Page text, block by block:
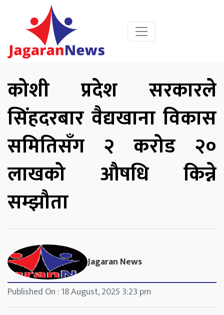
कोशी प्रदेश सरकारले
सिंहदरबार वैद्यखाना विकास
समितिसँग २ करोड २०
लाखको औषधि किन्ने
सम्झौता
Jagaran News
Published On : 18 August, 2025 3:23 pm